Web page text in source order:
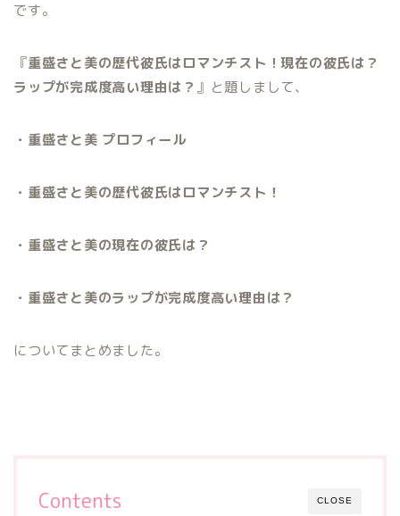
です。
『重盛さと美の歴代彼氏はロマンチスト！現在の彼氏は？
ラップが完成度高い理由は？ 』と題しまして、
・重盛さと美 プロフィール
・重盛さと美の歴代彼氏はロマンチスト！
・重盛さと美の現在の彼氏は？
・重盛さと美のラップが完成度高い理由は？
についてまとめました。
CLOSE
Contents